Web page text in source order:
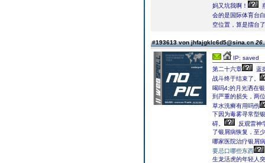
妈又坑我啊！
会的是国际体育台
空位置，算是擂台了
#193613 von jhfajgklc6d5@sina.cn
IP: saved
第二十六章
蓝
战斗终于结束了。
喝吗4;的月光洒在
到严重的损失，两
草水洗癣有用吗伤
下因为毒雾寻常型
碍。
反观雷神
了银屑病恢复，至
哪家医院治疗银屑
要忌口哪些东西
生龙活虎的年轻人